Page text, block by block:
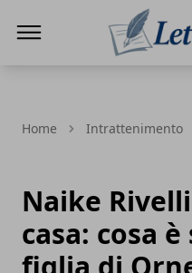
Home Intrattenimento
Naike
casa: cosa